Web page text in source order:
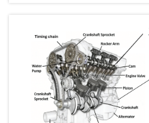
turbosvaret med 12&n...